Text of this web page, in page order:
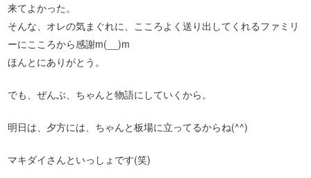
来てよかった。
そんな、オレの気まぐれに、こころよく送り出してくれるファミリ
ーにこころから感謝m(__)m
ほんとにありがとう。
でも、ぜんぶ、ちゃんと物語にしていくから。
明日は、夕方には、ちゃんと板場に立ってるからね(^^)
マキダイさんといっしょです(笑)